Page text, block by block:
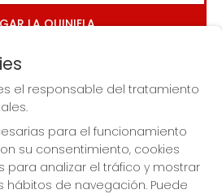
LA QUINIELA
es el responsable del tratamiento
para el funcionamiento
su consentimiento, cookies
para analizar el tráfico y mostrar
hábitos de navegación. Puede